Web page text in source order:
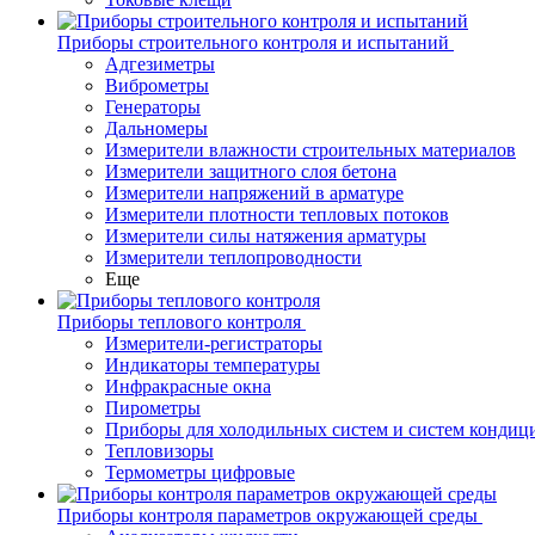
Приборы строительного контроля и испытаний
Адгезиметры
Виброметры
Генераторы
Дальномеры
Измерители влажности строительных материалов
Измерители защитного слоя бетона
Измерители напряжений в арматуре
Измерители плотности тепловых потоков
Измерители силы натяжения арматуры
Измерители теплопроводности
Еще
Приборы теплового контроля
Измерители-регистраторы
Индикаторы температуры
Инфракрасные окна
Пирометры
Приборы для холодильных систем и систем
Тепловизоры
Термометры цифровые
Приборы контроля параметров окружающей среды